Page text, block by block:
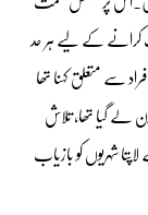
کرانے کے لیے ہر حد
سے متعلق کہنا تھا
لے گیا تھا، تلاش
شہریوں کو بازیاب